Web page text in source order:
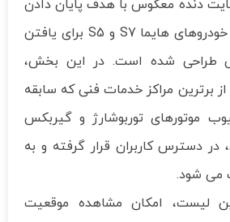
دنده معکوس با هدف پایان دادن
به سردرگمی مالکان خودروهای هایما S7 و S5 برای یافتن
طراحی شده است. در این بخش،
برترین مراکز خدمات فنی که سابقه
موتورهای توربوشارژ و گیربکس
در دسترس کاربران قرار گرفته و به
می شود.
لیست، امکان مشاهده موقعیت